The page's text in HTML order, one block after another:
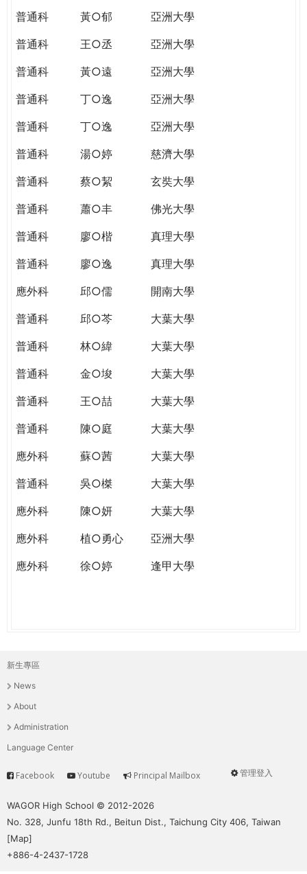
普通科 黃○郁
亞洲大學
普通科
王○丞
亞洲大學
普通科
黃○遠
亞洲大學
普通科
丁○逸
亞洲大學
普通科
丁○逸
亞洲大學
普通科
湯○婷
慈濟大學
普通科
蔡○絜
玄奘大學
普通科
蕭○丰
佛光大學
普通科
廖○楷
真理大學
普通科
廖○逸
真理大學
應外科
邱○儒
開南大學
普通科
邱○芩
大葉大學
普通科
林○緯
大葉大學
普通科
金○埈
大葉大學
普通科
王○喆
大葉大學
普通科
陳○庭
大葉大學
應外科
蘇○茜
大葉大學
普通科
吳○榤
大葉大學
應外科
陳○妍
大葉大學
應外科
植○勇心
亞洲大學
應外科
徐○婷 逢甲大學
主
選
單
新生專區
News
About
Administration
Language Center
User
管理登入
Service
Facebook Youtube Principal Mailbox
WAGOR High School © 2012-2026
No. 328, Junfu 18th Rd., Beitun Dist., Taichung City 406, Taiwan
[Map]
+886-4-2437-1728